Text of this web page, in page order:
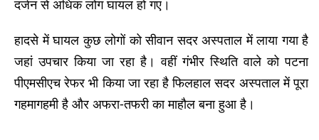
दर्जन से अधिक लोग घायल हो गए।
हादसे में घायल कुछ लोगों को सीवान सदर अस्पताल में लाया गया है
जहां उपचार किया जा रहा है। वहीं गंभीर स्थिति वाले को पटना
पीएमसीएच रेफर भी किया जा रहा है फिलहाल सदर अस्पताल में पूरा
गहमागहमी है और अफरा-तफरी का माहौल बना हुआ है।